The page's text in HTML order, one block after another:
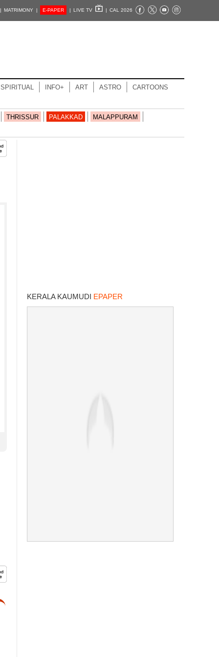
MATRIMONY | E-PAPER | LIVE TV | CAL 2026
SPIRITUAL INFO+ ART ASTRO CARTOONS
THRISSUR PALAKKAD MALAPPURAM
KERALA KAUMUDI EPAPER